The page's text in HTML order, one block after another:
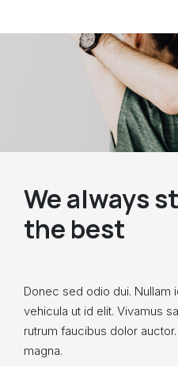
We always
the best
Donec sed odio dui. Nullam
vehicula ut id elit. Vivamus
rutrum faucibus dolor
magna.